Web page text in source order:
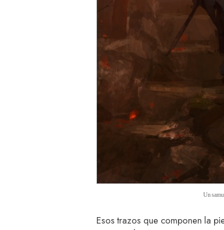
Un
Esos trazos que componen la